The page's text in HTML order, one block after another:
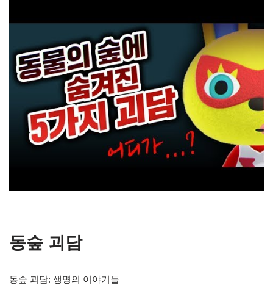
동숲 괴담
동숲 괴담: 생명의 이야기들